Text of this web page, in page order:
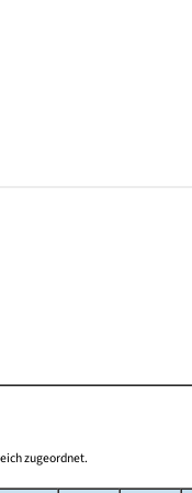
zugeordnet.